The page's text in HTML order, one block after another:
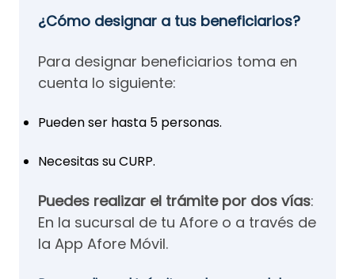
¿Cómo designar a tus beneficiarios?
Para designar beneficiarios toma en
cuenta lo siguiente:
Pueden ser hasta 5 personas.
Necesitas su CURP.
Puedes realizar el trámite por dos vías:
En la sucursal de tu Afore o a través de
la App Afore Móvil.